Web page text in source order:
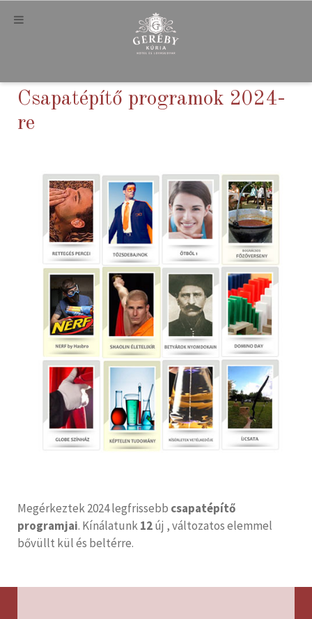
Csapatépítő programok 2024-
re
Megérkeztek 2024 legfrissebb csapatépítő
programjai. Kínálatunk12új , változatos elemmel
bővüllt kül és beltérre.